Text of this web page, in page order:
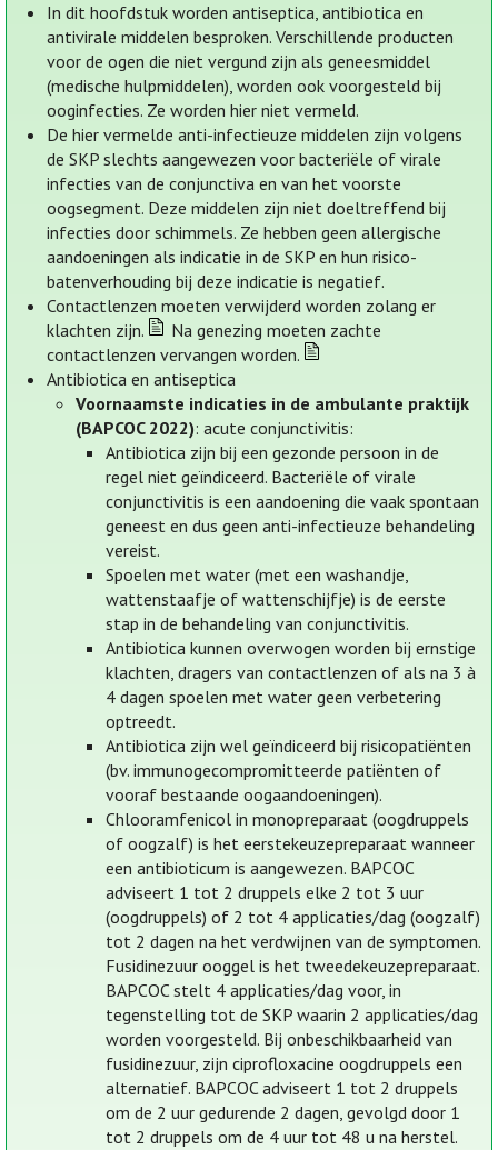
In dit hoofdstuk worden antiseptica, antibiotica en
antivirale middelen besproken. Verschillende producten
voor de ogen die niet vergund zijn als geneesmiddel
(medische hulpmiddelen), worden ook voorgesteld bij
ooginfecties. Ze worden hier niet vermeld.
De hier vermelde anti-infectieuze middelen zijn volgens
de SKP slechts aangewezen voor bacteriële of virale
infecties van de conjunctiva en van het voorste
oogsegment. Deze middelen zijn niet doeltreffend bij
infecties door schimmels. Ze hebben geen allergische
aandoeningen als indicatie in de SKP en hun risico-
batenverhouding bij deze indicatie is negatief.
Contactlenzen moeten verwijderd worden zolang er
klachten zijn.
Na genezing moeten zachte
contactlenzen vervangen worden.
Antibiotica en antiseptica
Voornaamste indicaties in de ambulante praktijk
(BAPCOC 2022): acute conjunctivitis:
Antibiotica zijn bij een gezonde persoon in de
regel niet geïndiceerd. Bacteriële of virale
conjunctivitis is een aandoening die vaak spontaan
geneest en dus geen anti-infectieuze behandeling
vereist.
Spoelen met water (met een washandje,
wattenstaafje of wattenschijfje) is de eerste
stap in de behandeling van conjunctivitis.
Antibiotica kunnen overwogen worden bij ernstige
klachten, dragers van contactlenzen of als na 3 à
4 dagen spoelen met water geen verbetering
optreedt.
Antibiotica zijn wel geïndiceerd bij risicopatiënten
(bv. immunogecompromitteerde patiënten of
vooraf bestaande oogaandoeningen).
Chlooramfenicol in monopreparaat (oogdruppels
of oogzalf) is het eerstekeuzepreparaat wanneer
een antibioticum is aangewezen. BAPCOC
adviseert 1 tot 2 druppels elke 2 tot 3 uur
(oogdruppels) of 2 tot 4 applicaties/dag (oogzalf)
tot 2 dagen na het verdwijnen van de symptomen.
Fusidinezuur ooggel is het tweedekeuzepreparaat.
BAPCOC stelt 4 applicaties/dag voor, in
tegenstelling tot de SKP waarin 2 applicaties/dag
worden voorgesteld. Bij onbeschikbaarheid van
fusidinezuur, zijn ciprofloxacine oogdruppels een
alternatief. BAPCOC adviseert 1 tot 2 druppels
om de 2 uur gedurende 2 dagen, gevolgd door 1
tot 2 druppels om de 4 uur tot 48 u na herstel.